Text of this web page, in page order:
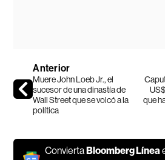
Anterior
Muere John Loeb Jr., el
sucesor de una dinastía de
Wall Street que se volcó a la
política
que
Convierta Bloomberg Línea